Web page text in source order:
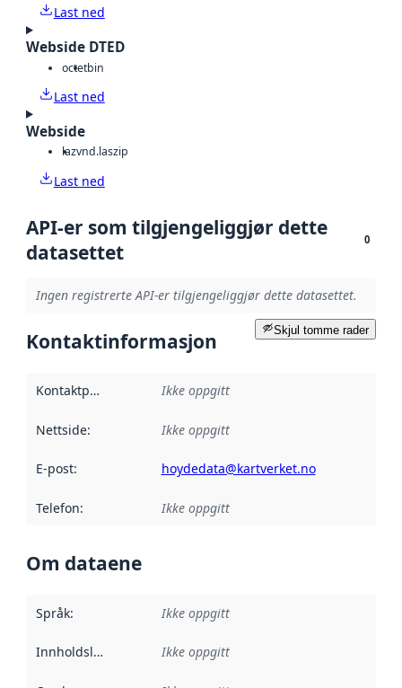
Last ned
Webside DTED
octetbin
Last ned
Webside
lazvnd.laszip
Last ned
API-er som tilgjengeliggjør dette
datasettet
0
Ingen registrerte API-er tilgjengeliggjør dette datasettet.
Skjul tomme rader
Kontaktinformasjon
Kontaktpunkt Ikke oppgitt
Nettside: Ikke oppgitt
E-post: hoydedata@kartverket.no
Telefon: Ikke oppgitt
Om dataene
Språk: Ikke oppgitt
Innholdsleverandører :
Ikke oppgitt